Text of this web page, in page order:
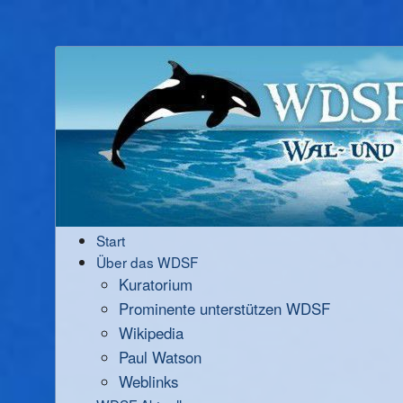
Start
Über das WDSF
Kuratorium
Prominente unterstützen WDSF
Wikipedia
Paul Watson
Weblinks